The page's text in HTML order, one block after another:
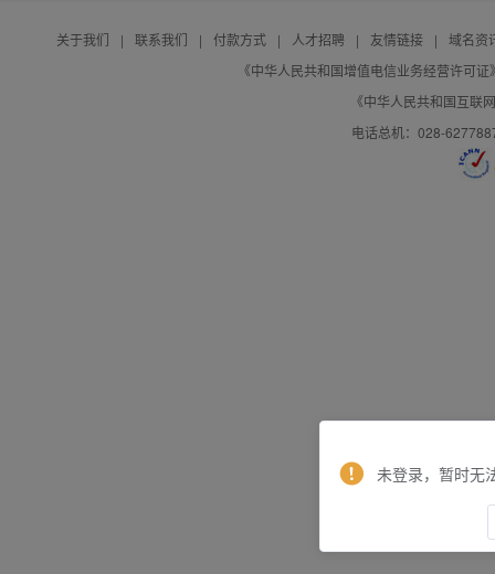
关于我们 | 联系我们 | 付款方式 | 人才招聘 | 友情链接 |
域名资
《中华人民共和国增值电信业务经营许可
《中华人民共和国互联
电话总机：028-
未登录，暂时无